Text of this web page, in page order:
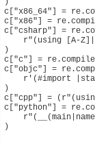
)
c["x86_64"] =
c["x86"] =
c["csharp"] =
r"(using [A-
)
c["c"] =
c["objc"] =
r'(#import
)
c["cpp"] =
c["python"] =
)